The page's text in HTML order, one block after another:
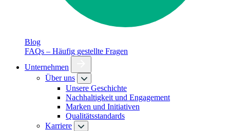
Blog
FAQs – Häufig gestellte Fragen
Unternehmen
Über uns
Unsere Geschichte
Nachhaltigkeit und Engagement
Marken und Initiativen
Qualitätsstandards
Karriere